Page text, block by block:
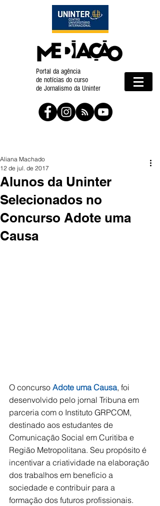
Portal da agência
de notícias do curso
de Jornalismo da Uninter
Alunos da Uninter
Selecionados no
Concurso Adote uma
Causa
Aliana Machado
12 de jul. de 2017
O concurso Adote uma Causa, foi
desenvolvido pelo jornal Tribuna em
parceria com o Instituto GRPCOM,
destinado aos estudantes de
Comunicação Social em Curitiba e
Região Metropolitana. Seu propósito é
incentivar a criatividade na elaboração
dos trabalhos em benefício a
sociedade e contribuir para a
formação dos futuros profissionais.